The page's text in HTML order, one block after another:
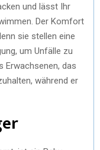
und lässt Ihr
Der Komfort
sie stellen eine
um Unfälle zu
Erwachsenen, das
während er